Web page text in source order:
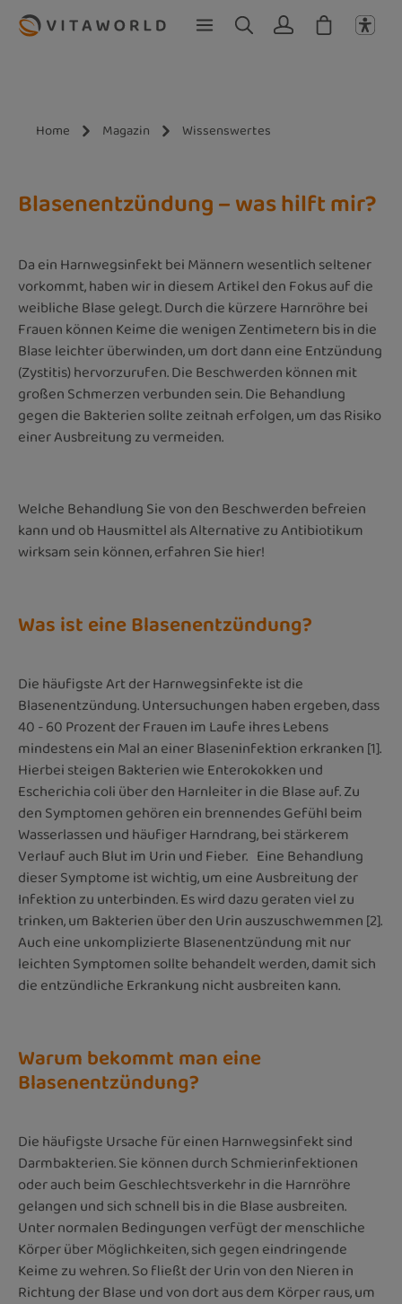
Zum Hauptinhalt springen
Home Magazin Wissenswertes
Blasenentzündung – was hilft mir?
Da ein Harnwegsinfekt bei Männern wesentlich seltener
vorkommt, haben wir in diesem Artikel den Fokus auf die
weibliche Blase gelegt. Durch die kürzere Harnröhre bei
Frauen können Keime die wenigen Zentimetern bis in die
Blase leichter überwinden, um dort dann eine Entzündung
(Zystitis) hervorzurufen. Die Beschwerden können mit
großen Schmerzen verbunden sein. Die Behandlung
gegen die Bakterien sollte zeitnah erfolgen, um das Risiko
einer Ausbreitung zu vermeiden.
Welche Behandlung Sie von den Beschwerden befreien
kann und ob Hausmittel als Alternative zu Antibiotikum
wirksam sein können, erfahren Sie hier!
Was ist eine Blasenentzündung?
Die häufigste Art der Harnwegsinfekte ist die
Blasenentzündung. Untersuchungen haben ergeben, dass
40 - 60 Prozent der Frauen im Laufe ihres Lebens
mindestens ein Mal an einer Blaseninfektion erkranken [1].
Hierbei steigen Bakterien wie Enterokokken und
Escherichia coli über den Harnleiter in die Blase auf. Zu
den Symptomen gehören ein brennendes Gefühl beim
Wasserlassen und häufiger Harndrang, bei stärkerem
Verlauf auch Blut im Urin und Fieber. Eine Behandlung
dieser Symptome ist wichtig, um eine Ausbreitung der
Infektion zu unterbinden. Es wird dazu geraten viel zu
trinken, um Bakterien über den Urin auszuschwemmen [2].
Auch eine unkomplizierte Blasenentzündung mit nur
leichten Symptomen sollte behandelt werden, damit sich
die entzündliche Erkrankung nicht ausbreiten kann.
Warum bekommt man eine
Blasenentzündung?
Die häufigste Ursache für einen Harnwegsinfekt sind
Darmbakterien. Sie können durch Schmierinfektionen
oder auch beim Geschlechtsverkehr in die Harnröhre
gelangen und sich schnell bis in die Blase ausbreiten.
Unter normalen Bedingungen verfügt der menschliche
Körper über Möglichkeiten, sich gegen eindringende
Keime zu wehren. So fließt der Urin von den Nieren in
Richtung der Blase und von dort aus dem Körper raus, um